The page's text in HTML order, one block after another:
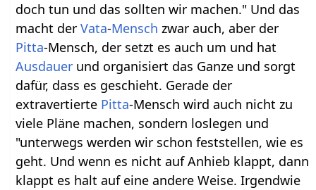
doch tun und das sollten wir machen." Und das
macht derVata-Mensch zwar auch, aber der
Pitta-Mensch, der setzt es auch um und hat
Ausdauer und organisiert das Ganze und sorgt
dafür, dass es geschieht. Gerade der
extravertierte Pitta-Mensch wird auch nicht zu
viele Pläne machen, sondern loslegen und
"unterwegs werden wir schon feststellen, wie es
geht. Und wenn es nicht auf Anhieb klappt, dann
klappt es halt auf eine andere Weise. Irgendwie